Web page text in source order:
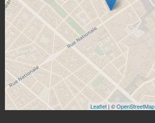
Leaflet | ©OpenStreetMap